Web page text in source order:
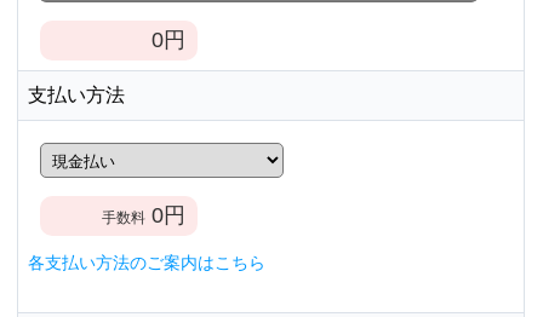
0円
支払い方法
手数料 0円
各支払い方法のご案内はこちら